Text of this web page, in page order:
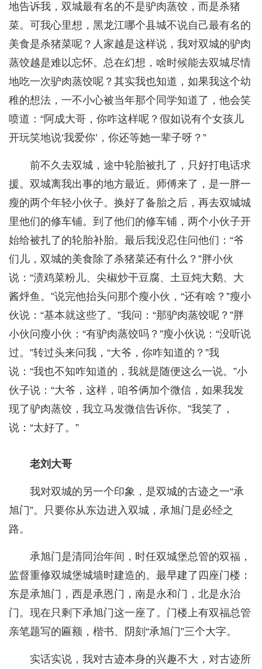
地告诉我，双城最有名的不是驴肉蒸饺，而是杀猪
菜。可我心里想，黑龙江哪个县城不说自己最有名的
美食是杀猪菜呢？人家越是这样说，我对双城的驴肉
蒸饺越是难以忘怀。总在幻想，啥时候能去双城尽情
地吃一次驴肉蒸饺呢？其实我也知道，如果我这个幼
稚的想法，一不小心被当年那个同学知道了，他会笑
喷道：“阿成大哥，你咋这样呢？假如说有个女孩儿
开玩笑地说‘我爱你’，你还等她一辈子呀？”
前不久去双城，途中轮胎被扎了，只好打电话求
援。双城离我出事的地方最近。师傅来了，是一胖一
瘦的两个年轻小伙子。换好了备胎之后，再去双城城
里他们的修车铺。到了他们的修车铺，两个小伙子开
始给被扎了的轮胎补胎。最后我没忍住问他们：“爷
们儿，双城的美食除了杀猪菜还有什么？”胖小伙
说：“渍鸡菜粉儿、尖椒炒干豆腐、土豆炖大鹅、大
酱烀鱼。”说完他抬头问那个瘦小伙，“还有啥？”瘦小
伙说：“基本就这些了。”我问：“那驴肉蒸饺呢？”胖
小伙问瘦小伙：“有驴肉蒸饺吗？”瘦小伙说：“没听说
过。”转过头来问我，“大爷，你咋知道的？”我
说：“我也不知咋知道的，我就是随便这么一说。”小
伙子说：“大爷，这样，咱爷俩加个微信，如果我发
现了驴肉蒸饺，我立马发微信告诉你。”我笑了，
说：“太好了。”
老刘大哥
我对双城的另一个印象，是双城的古迹之一“承
旭门”。只要你从东边进入双城，承旭门是必经之
路。
承旭门是清同治年间，时任双城堡总管的双福，
监督重修双城堡城墙时建造的。最早建了四座门楼：
东是承旭门，西是承恩门，南是永和门，北是永治
门。现在只剩下承旭门这一座了。门楼上有双福总管
亲笔题写的匾额，楷书、阴刻“承旭门”三个大字。
实话实说，我对古迹本身的兴趣不大，对古迹所